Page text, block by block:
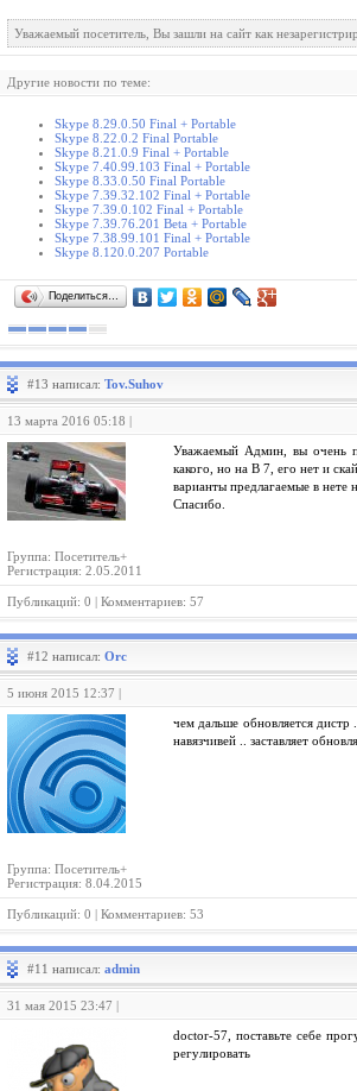
Уважаемый посетитель, Вы зашли на сайт как
Другие новости по теме:
Skype 8.29.0.50 Final + Portable
Skype 8.22.0.2 Final Portable
Skype 8.21.0.9 Final + Portable
Skype 7.40.99.103 Final + Portable
Skype 8.33.0.50 Final Portable
Skype 7.39.32.102 Final + Portable
Skype 7.39.0.102 Final + Portable
Skype 7.39.76.201 Beta + Portable
Skype 7.38.99.101 Final + Portable
Skype 8.120.0.207 Portable
Поделиться…
#13 написал: Tov.Suhov
13 марта 2016 05:18 |
Группа: Посетитель+
Регистрация: 2.05.2011
Уважаемый Админ, вы очень
какого, но на В 7, его нет и
варианты предлагаемые в
Спасибо.
Публикаций: 0 | Комментариев: 57
#12 написал: Orc
5 июня 2015 12:37 |
Группа: Посетитель+
Регистрация: 8.04.2015
чем дальше обновляется дистр
навязчивей .. заставляет
Публикаций: 0 | Комментариев: 53
#11 написал: admin
31 мая 2015 23:47 |
doctor-57, поставьте себе
регулировать